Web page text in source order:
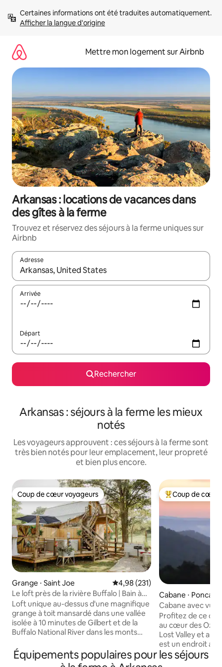
directement
Afficher la langue d'origine
Mettre mon logement sur Airbnb
Arkansas : locations de vacances dans
des gîtes à la ferme
Trouvez et réservez des séjours à la ferme uniques sur
Airbnb
Adresse
Lorsque les résultats s'affichent, utilisez les flèches vers le
Arrivée
Départ
Rechercher
Arkansas : séjours à la ferme les mieux
notés
Les voyageurs approuvent : ces séjours à la ferme sont
très bien notés pour leur emplacement, leur propreté
et bien plus encore.
Coup de cœur voyageurs
Coup de cœur voyageurs
Grange ⋅ Saint Joe Évaluation moyenne sur la
4,98 (231)
Le loft près de la rivière Buffalo | Bain à
remous et brasero |
Loft unique au-dessus d'une magnifique
grange à toit mansardé dans une vallée
isolée à 10 minutes de Gilbert et de la
Buffalo National River dans les monts
vintage est un point de départ idéal pour
l'aventure ! Vous adorerez le jacuzzi
Coups de cœur
Coup de cœur
Cabane ⋅ Ponca
Cabane avec vue
Profitez de ce
au cœur des
Lost Valley et au-
est un endroit
détendre et se
cuisine
Équipements populaires pour les séjours